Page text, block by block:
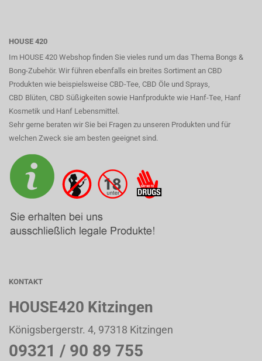
HOUSE 420
Im HOUSE 420 Webshop finden Sie vieles rund um das Thema Bongs &
Bong-Zubehör. Wir führen ebenfalls ein breites Sortiment an CBD
Produkten wie beispielsweise CBD-Tee, CBD Öle und Sprays,
CBD Blüten, CBD Süßigkeiten sowie Hanfprodukte wie Hanf-Tee, Hanf
Kosmetik und Hanf Lebensmittel.
Sehr gerne beraten wir Sie bei Fragen zu unseren Produkten und für
welchen Zweck sie am besten geeignet sind.
KONTAKT
HOUSE420 Kitzingen
Königsbergerstr. 4, 97318 Kitzingen
09321 / 90 89 755